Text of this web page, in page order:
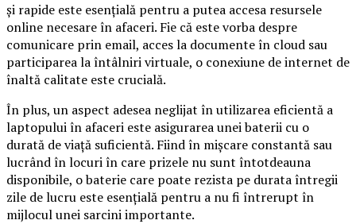
și rapide este esențială pentru a putea accesa resursele
online necesare în afaceri. Fie că este vorba despre
comunicare prin email, acces la documente în cloud sau
participarea la întâlniri virtuale, o conexiune de internet de
înaltă calitate este crucială.
În plus, un aspect adesea neglijat în utilizarea eficientă a
laptopului în afaceri este asigurarea unei baterii cu o
durată de viață suficientă. Fiind în mișcare constantă sau
lucrând în locuri în care prizele nu sunt întotdeauna
disponibile, o baterie care poate rezista pe durata întregii
zile de lucru este esențială pentru a nu fi întrerupt în
mijlocul unei sarcini importante.